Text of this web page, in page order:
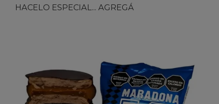
HACELO ESPECIAL... AGREGÁ